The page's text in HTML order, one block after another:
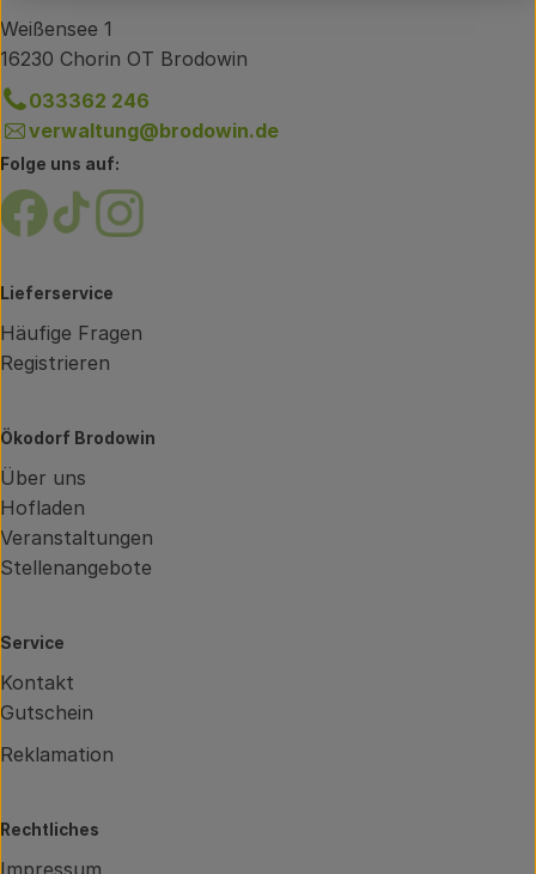
Weißensee 1
16230 Chorin OT Brodowin
033362 246
verwaltung@brodowin.de
Folge uns auf:
Externer Link zu https://www.facebook.com/
Externer Link zu https://www.tiktok.com/
Externer Link zu https://
Lieferservice
Häufige Fragen
Registrieren
Ökodorf Brodowin
Über uns
Hofladen
Veranstaltungen
Stellenangebote
Service
Kontakt
Gutschein
Reklamation
Rechtliches
Impressum